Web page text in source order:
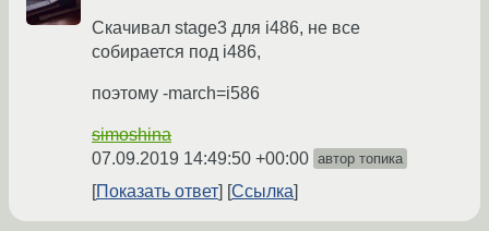
Скачивал stage3 для i486, не все
собирается под i486,
поэтому -march=i586
simoshina
07.09.2019 14:49:50 +00:00 автор топика
Показать ответ Ссылка